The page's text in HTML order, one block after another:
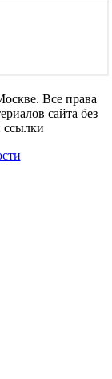
Все права
сайта без
ссылки